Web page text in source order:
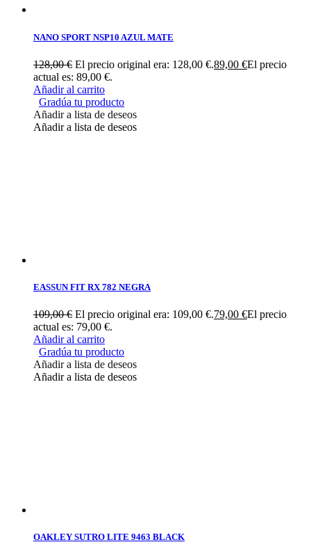
NANO SPORT NSP10 AZUL MATE
128,00€ El precio original era: 128,00 €.89,00 €El precio
actual es: 89,00 €.
Añadir al carrito
Gradúa tu producto
Añadir a lista de deseos
Añadir a lista de deseos
EASSUN FIT RX 782 NEGRA
109,00€ El precio original era: 109,00 €.79,00 €El precio
actual es: 79,00 €.
Añadir al carrito
Gradúa tu producto
Añadir a lista de deseos
Añadir a lista de deseos
OAKLEY SUTRO LITE 9463 BLACK